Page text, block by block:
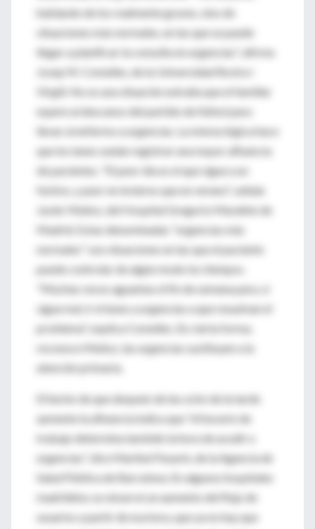
hablando de los realmente graves, sino de
situaciones más normales, en las que se puede
llegar a planificar la consulta en urgencias", afirma
Josep M. Comelles, de la Universidad Rovira i
Virgili. No es una situación extraña que el familiar
espere al descanso del partido de fútbol para
llevar al enfermo a urgencias. La misma lógica hace
que los lunes suelan registrar una mayor afluencia
de pacientes. "El peor día es el que sigue a un
festivo, y peor en invierno que en verano", señala
Javier Muñoz, del Hospital Gregorio Marañón de
Madrid. Estas denominadas "urgencias más
normales" son situaciones en las que el paciente
puede controlar de algún modo los tiempos.
"Muchas veces aguantas el fin de semana para, si
sigue mal, ir el lunes a urgencias a que resuelvan el
problema", explica Comelles. En cierta forma,
reconoce Muñoz, las urgencias sustituyen a la
atención primaria.
El hecho de que después de las ocho de la tarde
aumente la afluencia indica que "el horario de
trabajo determina también la hora de acudir a
urgencias", dice Maribel Pasarín, de la Agencia de
Salud Pública de Barcelona. En algunos hospitales
madrileños se observó un aumento del flujo de
usuarios a partir de esa hora, que ya no hay que